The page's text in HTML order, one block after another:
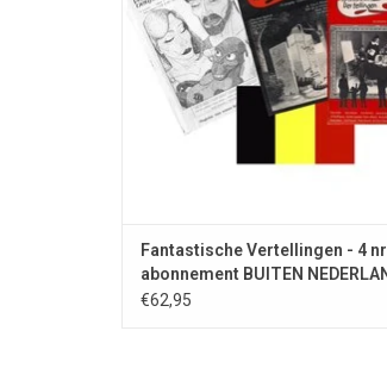
voordeliger dan viermaal een los
bestellen.
TOEVOEGEN AAN WINKELWAGEN
Fantastische Vertellingen - 4
abonnement BUITEN
€62,95